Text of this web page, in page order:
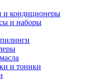
и кондиционеры
и наборы
и тоники